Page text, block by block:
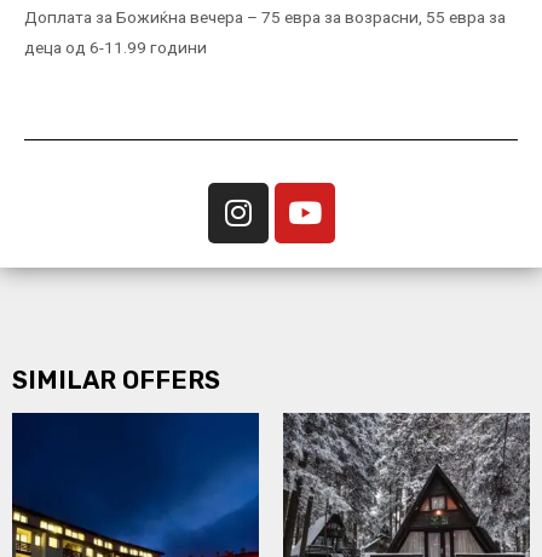
Доплата за Божиќна вечера – 75 евра за возрасни, 55 евра за
деца од 6-11.99 години
SIMILAR OFFERS